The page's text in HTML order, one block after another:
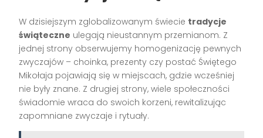
W dzisiejszym zglobalizowanym świecie tradycje
świąteczne ulegają nieustannym przemianom. Z
jednej strony obserwujemy homogenizację pewnych
zwyczajów – choinka, prezenty czy postać Świętego
Mikołaja pojawiają się w miejscach, gdzie wcześniej
nie były znane. Z drugiej strony, wiele społeczności
świadomie wraca do swoich korzeni, rewitalizując
zapomniane zwyczaje i rytuały.